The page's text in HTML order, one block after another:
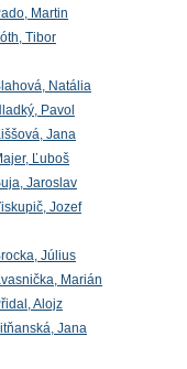
Martin
Tibor
Natália
Pavol
Jana
Ľuboš
Jaroslav
Jozef
Július
Marián
Alojz
Jana